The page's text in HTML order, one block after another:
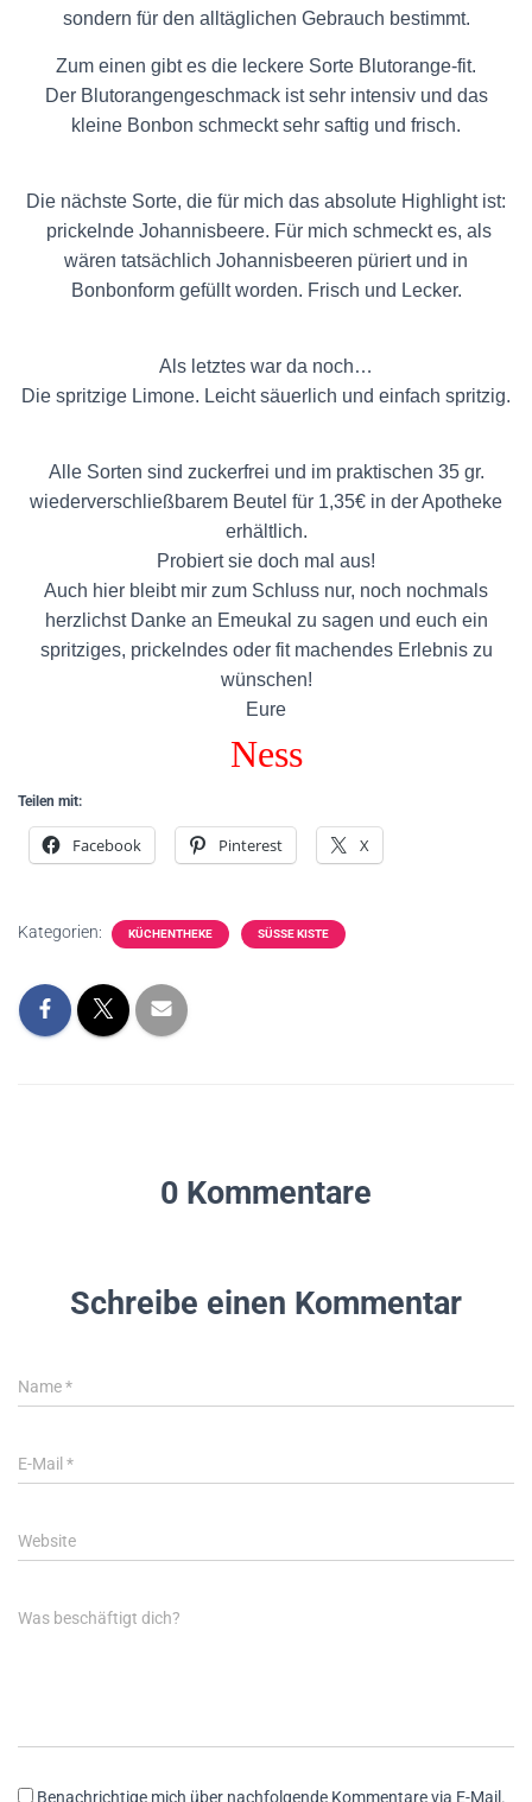
sondern für den alltäglichen Gebrauch bestimmt.
Zum einen gibt es die leckere Sorte Blutorange-fit.
Der Blutorangengeschmack ist sehr intensiv und das
kleine Bonbon schmeckt sehr saftig und frisch.
Die nächste Sorte, die für mich das absolute Highlight ist:
prickelnde Johannisbeere. Für mich schmeckt es, als
wären tatsächlich Johannisbeeren püriert und in
Bonbonform gefüllt worden. Frisch und Lecker.
Als letztes war da noch…
Die spritzige Limone. Leicht säuerlich und einfach spritzig.
Alle Sorten sind zuckerfrei und im praktischen 35 gr.
wiederverschließbarem Beutel für 1,35€ in der Apotheke
erhältlich.
Probiert sie doch mal aus!
Auch hier bleibt mir zum Schluss nur, noch nochmals
herzlichst Danke an Emeukal zu sagen und euch ein
spritziges, prickelndes oder fit machendes Erlebnis zu
wünschen!
Eure
Ness
Teilen mit:
Facebook Pinterest X
Kategorien: KÜCHENTHEKE SÜSSE KISTE
0 Kommentare
Schreibe einen Kommentar
Name*
E-Mail *
Website
Was beschäftigt dich?
Benachrichtige mich über nachfolgende Kommentare via E-Mail.